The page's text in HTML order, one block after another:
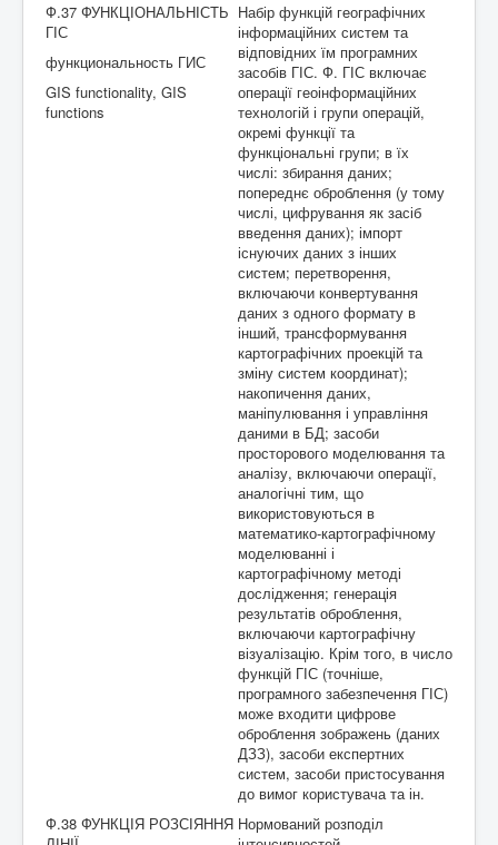
Ф.37 ФУНКЦІОНАЛЬНІСТЬ
ГІС
функциональность ГИС
GIS functionality, GIS
functions
Набір функцій географічних
інформаційних систем та
відповідних їм програмних
засобів ГІС. Ф. ГІС включає
операції геоінформаційних
технологій і групи операцій,
окремі функції та
функціональні групи; в їх
числі: збирання даних;
попереднє оброблення (у тому
числі, цифрування як засіб
введення даних); імпорт
існуючих даних з інших
систем; перетворення,
включаючи конвертування
даних з одного формату в
інший, трансформування
картографічних проекцій та
зміну систем координат);
накопичення даних,
маніпулювання і управління
даними в БД; засоби
просторового моделювання та
аналізу, включаючи операції,
аналогічні тим, що
використовуються в
математико-картографічному
моделюванні і
картографічному методі
дослідження; генерація
результатів оброблення,
включаючи картографічну
візуалізацію. Крім того, в число
функцій ГІС (точніше,
програмного забезпечення ГІС)
може входити цифрове
оброблення зображень (даних
ДЗЗ), засоби експертних
систем, засоби пристосування
до вимог користувача та ін.
Ф.38 ФУНКЦІЯ РОЗСІЯННЯ Нормований розподіл